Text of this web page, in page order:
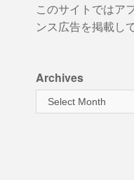
このサイトではア
ンス広告を掲載し
Archives